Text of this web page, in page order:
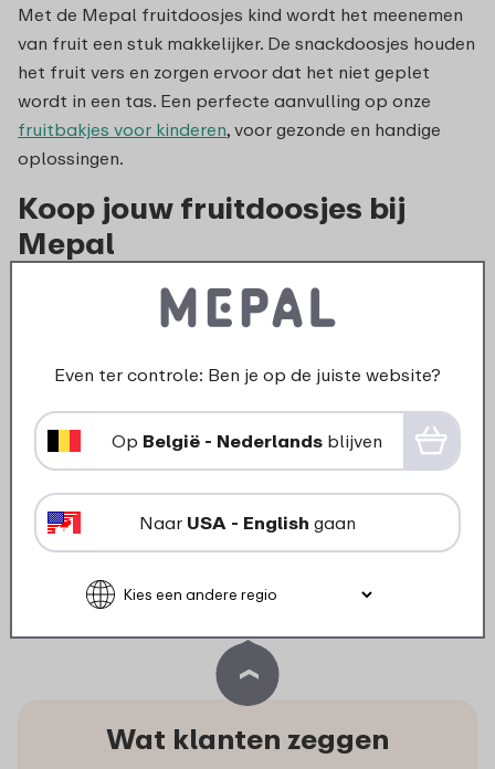
Met de Mepal fruitdoosjes kind wordt het meenemen
van fruit een stuk makkelijker. De snackdoosjes houden
het fruit vers en zorgen ervoor dat het niet geplet
wordt in een tas. Een perfecte aanvulling op onze
fruitbakjes voor kinderen, voor gezonde en handige
oplossingen.
Koop jouw fruitdoosjes bij
Mepal
Bij Mepal vind je de beste snack doosjes en andere
praktische producten voor kinderen. Of je nu op zoek
broodtrommels voor kinderen
, wij hebben het
allemaal. Onze producten zijn gemaakt van materiaal
zonder BPA, makkelijk schoon te maken en ideaal voor
dagelijks gebruik.
Maak snacks onderweg nog leuker en makkelijker met
grote avonturen!
Wat klanten zeggen
Even ter controle: Ben je op de juiste website?
Op België - Nederlands blijven
Naar USA - English gaan